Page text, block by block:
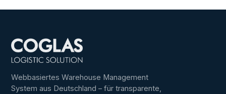
Webbasiertes Warehouse Management
System aus Deutschland – für transparente,